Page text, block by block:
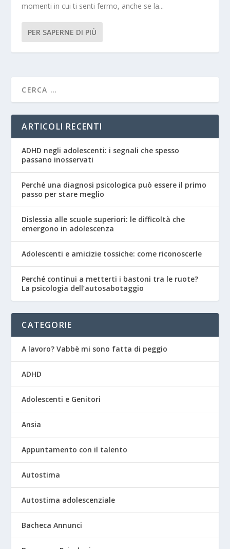
momenti in cui ti senti fermo, anche se la...
PER SAPERNE DI PIÙ
ARTICOLI RECENTI
ADHD negli adolescenti: i segnali che spesso
passano inosservati
Perché una diagnosi psicologica può essere il primo
passo per stare meglio
Dislessia alle scuole superiori: le difficoltà che
emergono in adolescenza
Adolescenti e amicizie tossiche: come riconoscerle
Perché continui a metterti i bastoni tra le ruote?
La psicologia dell’autosabotaggio
CATEGORIE
A lavoro? Vabbè mi sono fatta di peggio
ADHD
Adolescenti e Genitori
Ansia
Appuntamento con il talento
Autostima
Autostima adolescenziale
Bacheca Annunci